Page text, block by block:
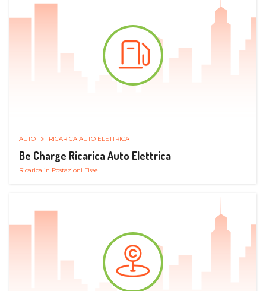
AUTO RICARICA AUTO ELETTRICA
Be Charge Ricarica Auto Elettrica
Ricarica in Postazioni Fisse